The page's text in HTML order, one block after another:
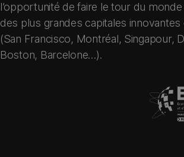
l’opportunité de faire le tour du
des plus grandes capitales innovantes
(San Francisco, Montréal, Singapour,
Boston, Barcelone…).